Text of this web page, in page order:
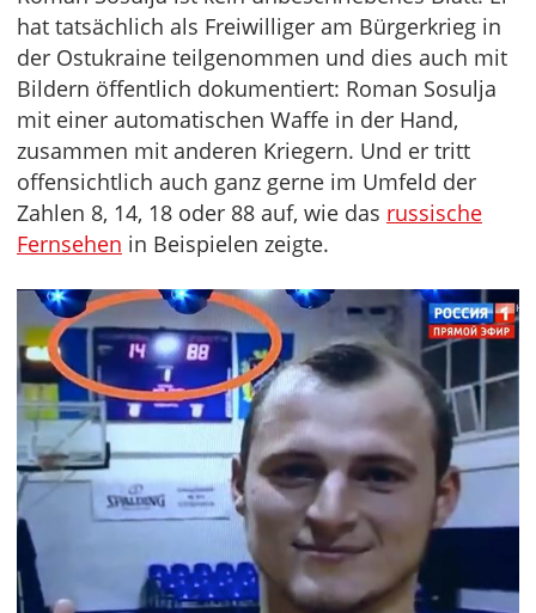
hat tatsächlich als Freiwilliger am Bürgerkrieg in
der Ostukraine teilgenommen und dies auch mit
Bildern öffentlich dokumentiert: Roman Sosulja
mit einer automatischen Waffe in der Hand,
zusammen mit anderen Kriegern. Und er tritt
offensichtlich auch ganz gerne im Umfeld der
Zahlen 8, 14, 18 oder 88 auf, wie das russische
Fernsehen in Beispielen zeigte.